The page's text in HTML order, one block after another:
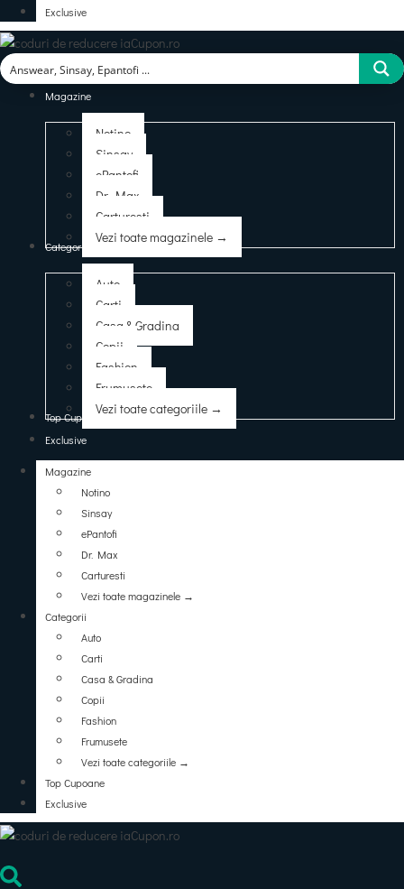
Exclusive
Magazine
Notino
Sinsay
ePantofi
Dr. Max
Carturesti
Vezi toate magazinele →
Categorii
Auto
Carti
Casa & Gradina
Copii
Fashion
Frumusete
Vezi toate categoriile →
Top Cupoane
Exclusive
Magazine
Notino
Sinsay
ePantofi
Dr. Max
Carturesti
Vezi toate magazinele →
Categorii
Auto
Carti
Casa & Gradina
Copii
Fashion
Frumusete
Vezi toate categoriile →
Top Cupoane
Exclusive